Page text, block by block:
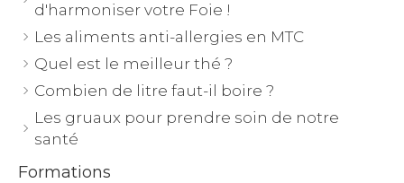
d'harmoniser votre Foie !
Les aliments anti-allergies en MTC
Quel est le meilleur thé ?
Combien de litre faut-il boire ?
Les gruaux pour prendre soin de notre
santé
Formations